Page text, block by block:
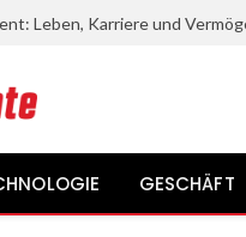
GESCHÄFT